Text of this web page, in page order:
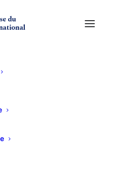
de
»